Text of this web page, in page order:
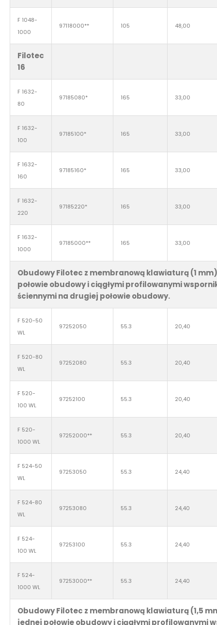
F 1048-
1000
97118000** 105 48,00
Filotec
16
F 1632-
80
97185080* 165 33,00
F 1632-
100
97185100* 165 33,00
F 1632-
160
97185160* 165 33,00
F 1632-
220
97185220* 165 33,00
F 1632-
1000
97185000** 165 33,00
Obudowy Filotec z membranową klawiaturą (1
połowie obudowy i ciągłymi profilowanymi
ściennymi na drugiej połowie obudowy.
F 520-50
WL
97252050 55.3 20,40
F 520-80
WL
97252080 55.3 20,40
F 520-
100 WL
97252100 55.3 20,40
F 520-
1000 WL
97252000** 55.3 20,40
F 524-50
WL
97253050 55.3 24,40
F 524-80
WL
97253080 55.3 24,40
F 524-
100 WL
97253100 55.3 24,40
F 524-
1000 WL
97253000** 55.3 24,40
Obudowy Filotec z membranową klawiaturą (1,5
jednej połowie obudowy i ciągłymi profilowanymi